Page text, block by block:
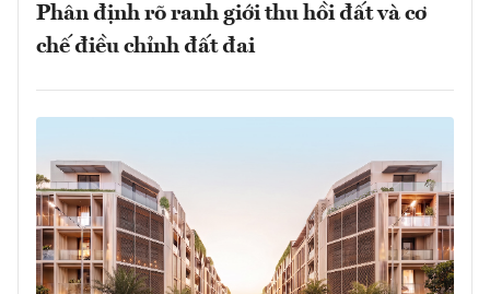
Phân định rõ ranh giới thu hồi đất và cơ
chế điều chỉnh đất đai